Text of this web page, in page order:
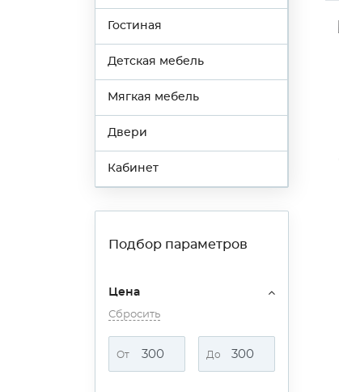
Гостиная
Детская мебель
Мягкая мебель
Двери
Кабинет
Подбор параметров
Цена
Сбросить
От До